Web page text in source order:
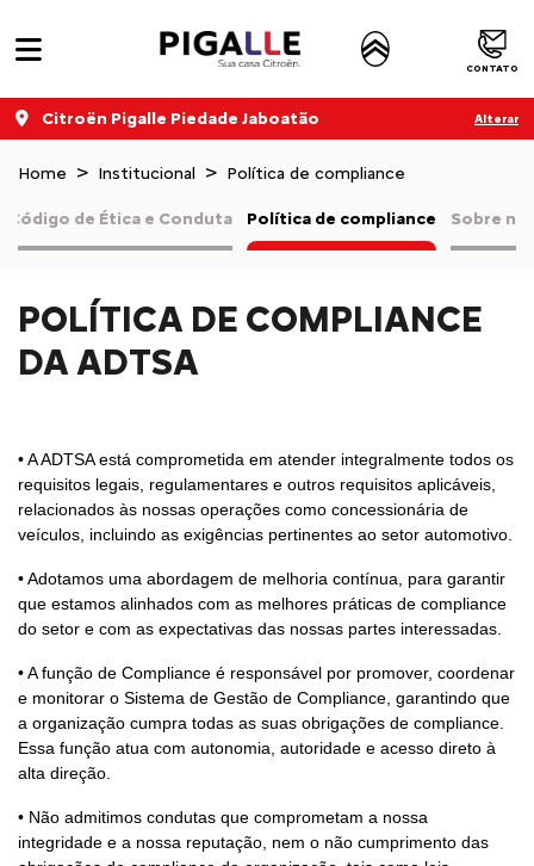
CONTATO
Citroën Pigalle Piedade Jaboatão Alterar
Home Institucional Política de compliance
Sobre
Política de compliance
Código de Ética e Conduta
POLÍTICA DE COMPLIANCE
DA ADTSA
• A ADTSA está comprometida em atender integralmente todos os
requisitos legais, regulamentares e outros requisitos aplicáveis,
relacionados às nossas operações como concessionária de
veículos, incluindo as exigências pertinentes ao setor automotivo.
• Adotamos uma abordagem de melhoria contínua, para garantir
que estamos alinhados com as melhores práticas de compliance
do setor e com as expectativas das nossas partes interessadas.
• A função de Compliance é responsável por promover, coordenar
e monitorar o Sistema de Gestão de Compliance, garantindo que
a organização cumpra todas as suas obrigações de compliance.
Essa função atua com autonomia, autoridade e acesso direto à
alta direção.
• Não admitimos condutas que comprometam a nossa
integridade e a nossa reputação, nem o não cumprimento das